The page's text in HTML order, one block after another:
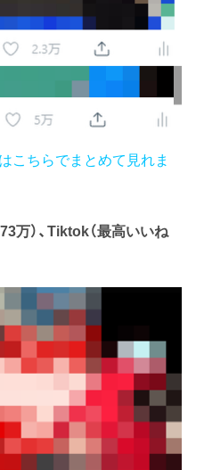
こちらでまとめて見れま
万）、Tiktok（最高いいね